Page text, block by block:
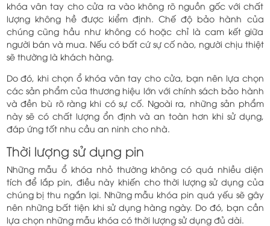
khóa vân tay cho cửa ra vào không rõ nguồn gốc với chất
lượng không hề được kiểm định. Chế độ bảo hành của
chúng cũng hầu như không có hoặc chỉ là cam kết giữa
người bán và mua. Nếu có bất cứ sự cố nào, người chịu thiệt
sẽ thường là khách hàng.
Do đó, khi chọn ổ khóa vân tay cho cửa, bạn nên lựa chọn
các sản phẩm của thương hiệu lớn với chính sách bảo hành
và đền bù rõ ràng khi có sự cố. Ngoài ra, những sản phẩm
này sẽ có chất lượng ổn định và an toàn hơn khi sử dụng,
đáp ứng tốt nhu cầu an ninh cho nhà.
Thời lượng sử dụng pin
Những mẫu ổ khóa nhỏ thường không có quá nhiều diện
tích để lắp pin, điều này khiến cho thời lượng sử dụng của
chúng bị thu ngắn lại. Những mẫu khóa pin quá yếu sẽ gây
nên những bất tiện khi sử dụng hàng ngày. Do đó, bạn cần
lựa chọn những mẫu khóa có thời lượng sử dụng đủ dài.